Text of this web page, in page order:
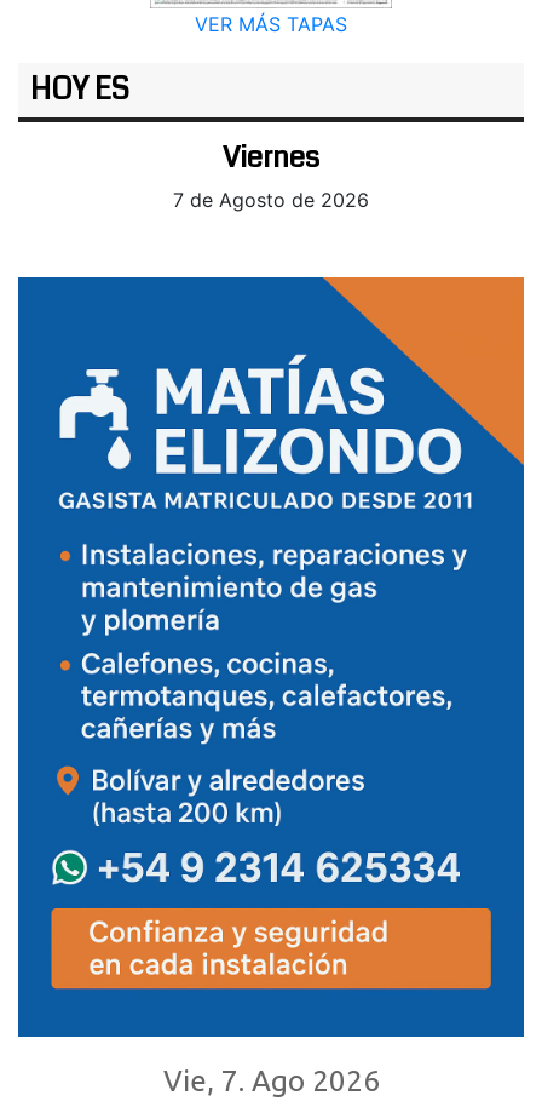
VER MÁS TAPAS
HOY ES
Viernes
7 de Agosto de 2026